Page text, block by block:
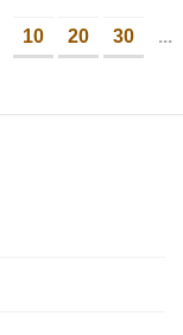
10 20 30
...